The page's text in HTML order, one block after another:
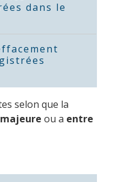
dans le
selon que la
majeure ou a entre